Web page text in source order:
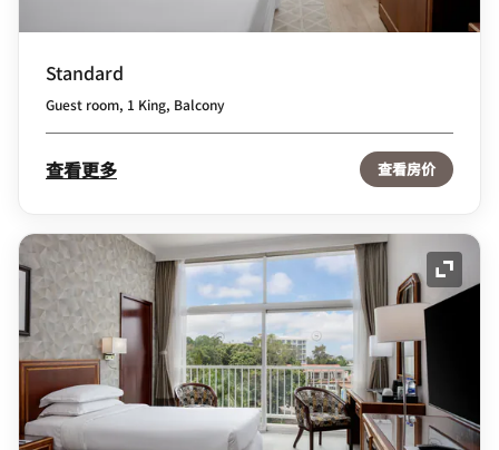
Standard
Guest room, 1 King, Balcony
查看更多 查看房价
展开